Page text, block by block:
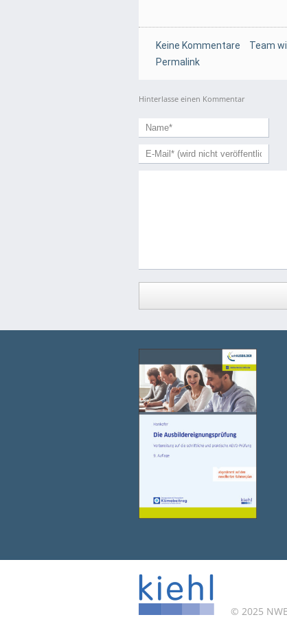
Keine Kommentare Team
Permalink
Hinterlasse einen Kommentar
© 2025